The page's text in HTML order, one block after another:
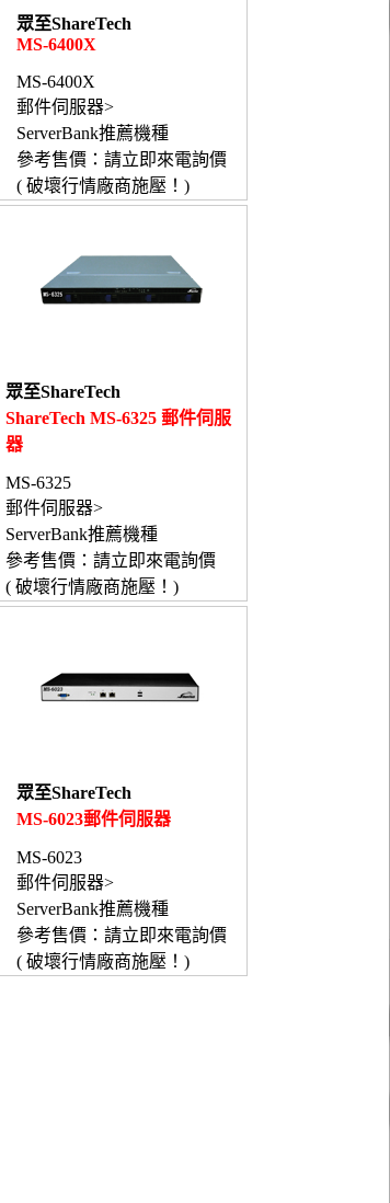
眾至ShareTech
MS-6400X
MS-6400X
郵件伺服器>
ServerBank推薦機種
參考售價：請立即來電詢價
( 破壞行情廠商施壓！)
眾至ShareTech
ShareTech MS-6325 郵件伺服
器
MS-6325
郵件伺服器>
ServerBank推薦機種
參考售價：請立即來電詢價
( 破壞行情廠商施壓！)
眾至ShareTech
MS-6023郵件伺服器
MS-6023
郵件伺服器>
ServerBank推薦機種
參考售價：請立即來電詢價
( 破壞行情廠商施壓！)